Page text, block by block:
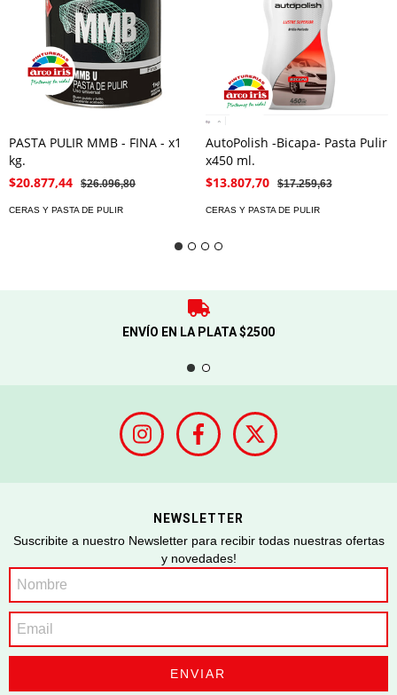
PASTA PULIR MMB - FINA - x1
kg.
$20.877,44
$26.096,80
CERAS Y PASTA DE PULIR
AutoPolish -Bicapa- Pasta Pulir
x450 ml.
$13.807,70
$17.259,63
CERAS Y PASTA DE PULIR
ENVÍO EN LA PLATA $2500
NEWSLETTER
Suscribite a nuestro Newsletter para recibir todas nuestras ofertas
y novedades!